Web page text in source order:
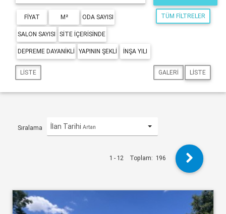
FIYAT M² ODA SAYISI
SALON SAYISI SITE IÇERISINDE
DEPREME DAYANIKLI YAPININ ŞEKLI İNŞA YILI
TÜM FILTRELER
LISTE GALERI LISTE
Sıralama İlan Tarihi Artan
1 - 12 Toplam: 196